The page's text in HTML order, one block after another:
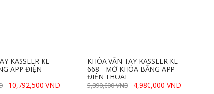
KASSLER KL-
APP ĐIỆN
10,792,500 VND
KHÓA VÂN TAY KASSLER KL-
668 - MỞ KHÓA BẰNG APP
ĐIỆN THOẠI
5,890,000 VND 4,980,000 VND